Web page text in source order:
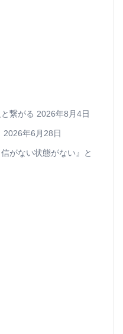
繋がる 2026年8月4日
2026年6月28日
がない状態がない』と